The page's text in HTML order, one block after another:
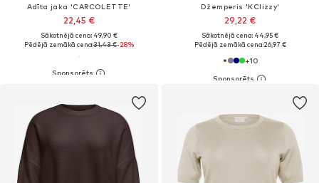
Adīta jaka 'CARCOLETTE'
22,45 €
Sākotnējā cena: 49,90 €
Pēdējā zemākā cena:31,43 €-28%
Džemperis 'KClizzy'
29,22 €
Sākotnējā cena: 44,95 €
Pēdējā zemākā cena:26,97 €
+10